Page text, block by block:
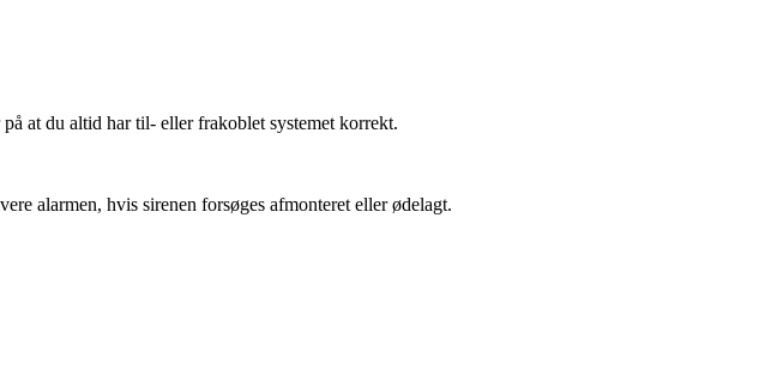
at du altid har til- eller frakoblet systemet korrekt.
alarmen, hvis sirenen forsøges afmonteret eller ødelagt.